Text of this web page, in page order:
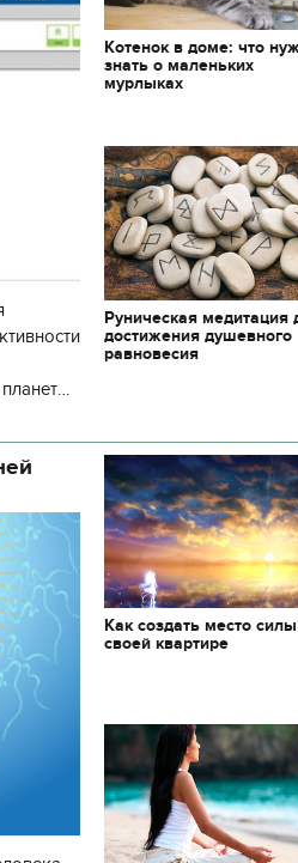
Котенок в доме: что
знать о маленьких
мурлыках
Руническая медитация
достижения душевного
равновесия
Как создать место
своей квартире